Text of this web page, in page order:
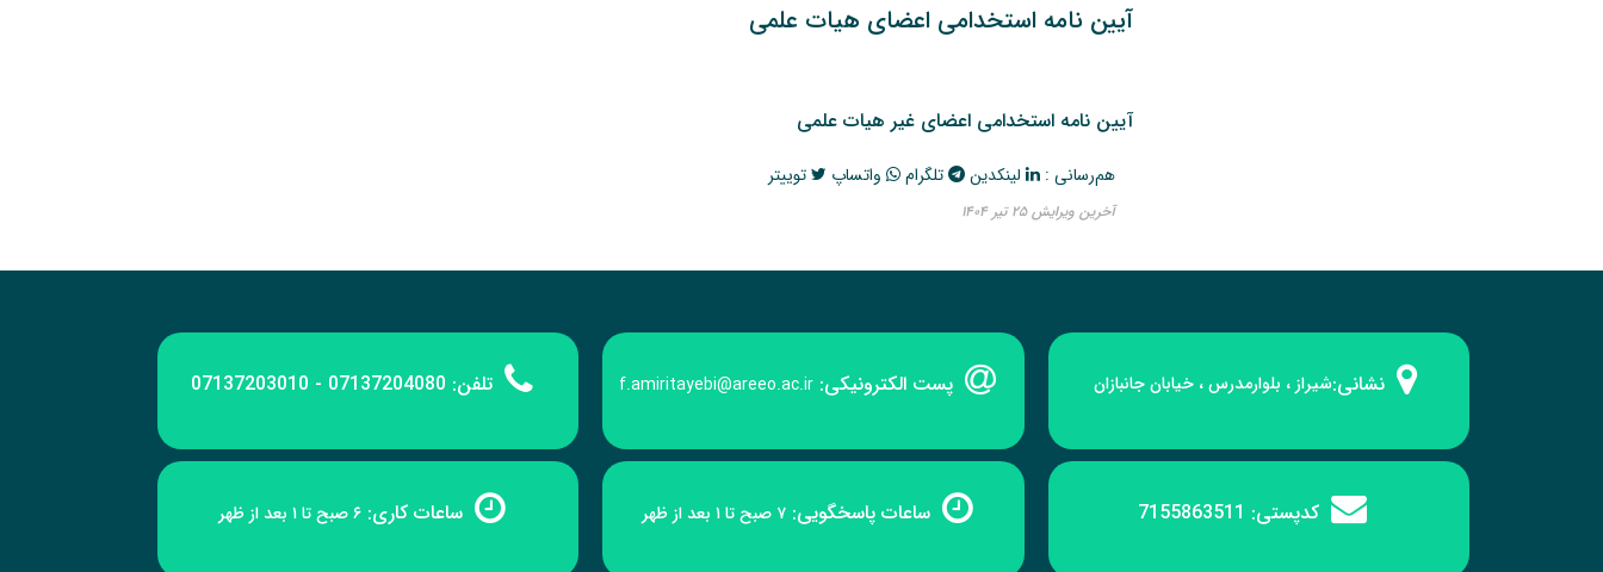
آیین نامه استخدامی اعضای هیات علمی
آیین نامه استخدامی اعضای غیر هیات علمی
هم‌رسانی : لینکدین تلگرام واتساپ توییتر
آخرین ویرایش ۲۵ تیر ۱۴۰۴
نشانی:شیراز ، بلوارمدرس ، خیابان جانبازان پست الکترونیکی:f.amiritayebi@areeo.ac.ir تلفن: 07137204080 - 07137203010
کدپستی: 7155863511 ساعات پاسخگویی:۷ صبح تا ۱ بعد از ظهر ساعات کاری: ۶ صبح تا ۱ بعد از ظهر